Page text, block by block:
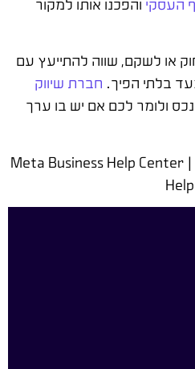
או לשקם, שווה להתייעץ עם
בלתי הפיך. חברת שיווק
ולומר לכם אם יש בו ערך
Meta Business Help Center